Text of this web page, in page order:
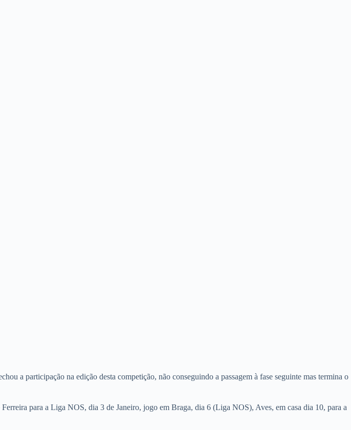
a participação na edição desta competição, não conseguindo a passagem à fase seguinte mas termina o
para a Liga NOS, dia 3 de Janeiro, jogo em Braga, dia 6 (Liga NOS), Aves, em casa dia 10, para a